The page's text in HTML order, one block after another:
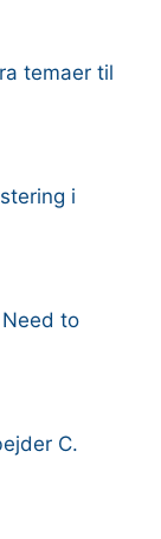
temaer til
i
to
C.